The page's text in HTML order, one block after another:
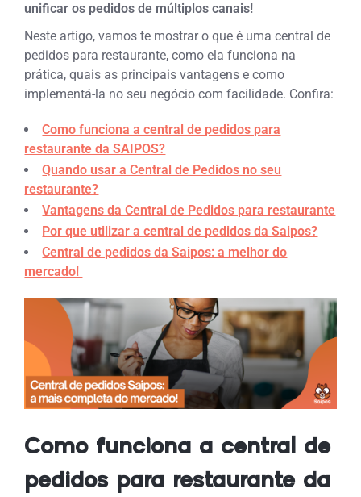
unificar os pedidos de múltiplos canais!
Neste artigo, vamos te mostrar o que é uma central de
pedidos para restaurante, como ela funciona na
prática, quais as principais vantagens e como
implementá-la no seu negócio com facilidade. Confira:
Como funciona a central de pedidos para
restaurante da SAIPOS?
Quando usar a Central de Pedidos no seu
restaurante?
Vantagens da Central de Pedidos para restaurante
Por que utilizar a central de pedidos da Saipos?
Central de pedidos da Saipos: a melhor do
mercado!
Como funciona a central de
pedidos para restaurante da